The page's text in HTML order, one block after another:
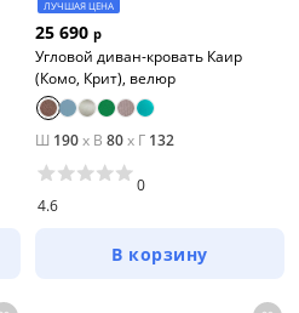
ЛУЧШАЯ ЦЕНА
25 690 р
Угловой диван-кровать Каир
(Комо, Крит), велюр
Ш 190x В 80x Г 132
4.6
0
В корзину